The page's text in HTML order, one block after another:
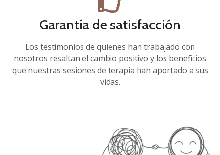
Garantía de satisfacción
Los testimonios de quienes han trabajado con
nosotros resaltan el cambio positivo y los beneficios
que nuestras sesiones de terapia han aportado a sus
vidas.